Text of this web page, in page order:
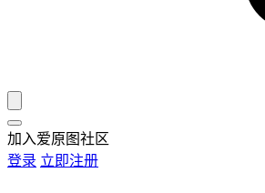
加入爱原图社区
登录 立即注册